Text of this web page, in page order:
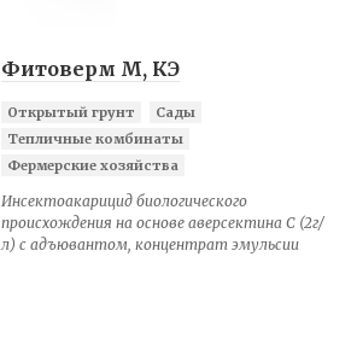
Фитоверм М, КЭ
Открытый грунт
Сады
Тепличные комбинаты
Фермерские хозяйства
Инсектоакарицид биологического
происхождения на основе аверсектина С (2г/
л) с адъювантом, концентрат эмульсии